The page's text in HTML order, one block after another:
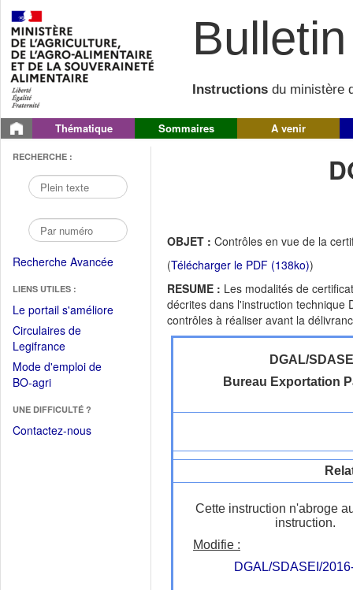
Instructions du ministère
Thématique Sommaires A venir
RECHERCHE :
Recherche Avancée
LIENS UTILES :
Le portail s'améliore(Fichier
Circulaires de
Legifrance(Ouvrir
dans
une
fenêtre)
Mode d'emploi de
BO-agri(Ouvrir
une
nouvelle
UNE DIFFICULTÉ ?
Contactez-nous
OBJET : Contrôles en vue de la
(Télécharger le PDF (138ko))
RESUME : Les modalités de
décrites dans l'instruction technique
contrôles à réaliser avant la
DGAL/
Bureau Exportation
Cette instruction n'abroge
instruction.
Modifie :
DGAL/SDASEI/